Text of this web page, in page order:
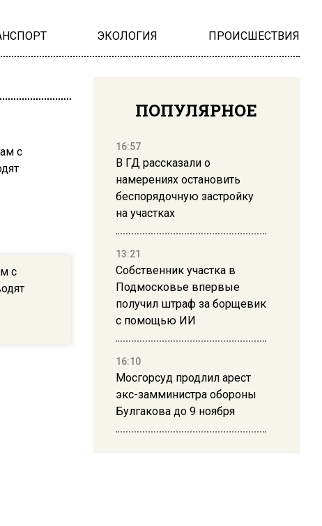
ЭКОЛОГИЯ ПРОИСШЕСТВИЯ
с
ПОПУЛЯРНОЕ
16:57
В ГД рассказали о
намерениях остановить
беспорядочную застройку
на участках
13:21
Собственник участка в
Подмосковье впервые
получил штраф за борщевик
с помощью ИИ
16:10
Мосгорсуд продлил арест
экс-замминистра обороны
Булгакова до 9 ноября